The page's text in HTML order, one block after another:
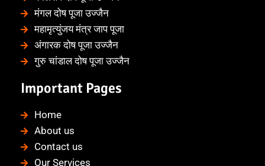
मंगल दोष पूजा उज्जैन
महामृत्युंजय मंत्र जाप पूजा
अंगारक दोष पूजा उज्जैन
गुरु चांडाल दोष पूजा उज्जैन
Important Pages
Home
About us
Contact us
Our Services